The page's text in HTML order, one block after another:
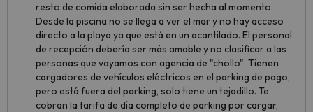
resto de comida elaborada sin ser hecha al momento.
Desde la piscina no se llega a ver el mar y no hay acceso
directo a la playa ya que está en un acantilado. El personal
de recepción debería ser más amable y no clasificar a las
personas que vayamos con agencia de "chollo". Tienen
cargadores de vehículos eléctricos en el parking de pago,
pero está fuera del parking, solo tiene un tejadillo. Te
cobran la tarifa de día completo de parking por cargar,